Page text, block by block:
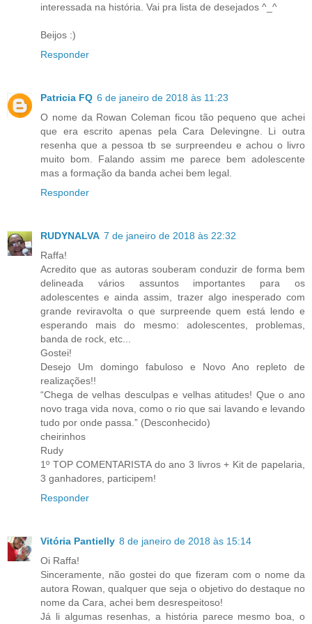
interessada na história. Vai pra lista de desejados ^_^
Beijos :)
Responder
Patricia FQ 6 de janeiro de 2018 às 11:23
O nome da Rowan Coleman ficou tão pequeno que achei
que era escrito apenas pela Cara Delevingne. Li outra
resenha que a pessoa tb se surpreendeu e achou o livro
muito bom. Falando assim me parece bem adolescente
mas a formação da banda achei bem legal.
Responder
RUDYNALVA 7 de janeiro de 2018 às 22:32
Raffa!
Acredito que as autoras souberam conduzir de forma bem
delineada vários assuntos importantes para os
adolescentes e ainda assim, trazer algo inesperado com
grande reviravolta o que surpreende quem está lendo e
esperando mais do mesmo: adolescentes, problemas,
banda de rock, etc...
Gostei!
Desejo Um domingo fabuloso e Novo Ano repleto de
realizações!!
“Chega de velhas desculpas e velhas atitudes! Que o ano
novo traga vida nova, como o rio que sai lavando e levando
tudo por onde passa.” (Desconhecido)
cheirinhos
Rudy
1º TOP COMENTARISTA do ano 3 livros + Kit de papelaria,
3 ganhadores, participem!
Responder
Vitória Pantielly 8 de janeiro de 2018 às 15:14
Oi Raffa!
Sinceramente, não gostei do que fizeram com o nome da
autora Rowan, qualquer que seja o objetivo do destaque no
nome da Cara, achei bem desrespeitoso!
Já li algumas resenhas, a história parece mesmo boa, o